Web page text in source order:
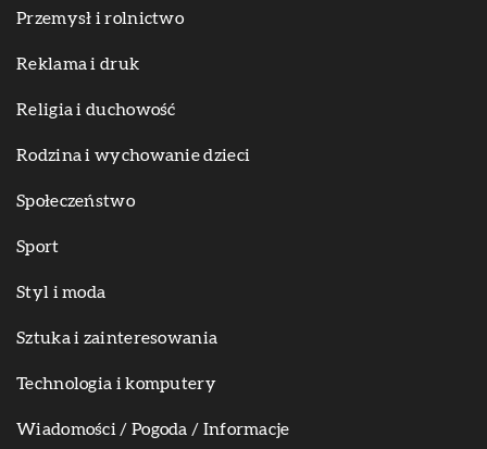
Przemysł i rolnictwo
Reklama i druk
Religia i duchowość
Rodzina i wychowanie dzieci
Społeczeństwo
Sport
Styl i moda
Sztuka i zainteresowania
Technologia i komputery
Wiadomości / Pogoda / Informacje